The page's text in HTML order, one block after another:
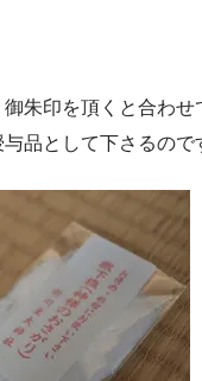
朱印を頂くと合わせ
品として下さるので